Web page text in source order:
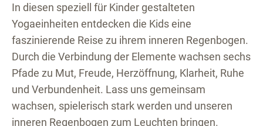
In diesen speziell für Kinder gestalteten
Yogaeinheiten entdecken die Kids eine
faszinierende Reise zu ihrem inneren Regenbogen.
Durch die Verbindung der Elemente wachsen sechs
Pfade zu Mut, Freude, Herzöffnung, Klarheit, Ruhe
und Verbundenheit. Lass uns gemeinsam
wachsen, spielerisch stark werden und unseren
inneren Regenbogen zum Leuchten bringen.